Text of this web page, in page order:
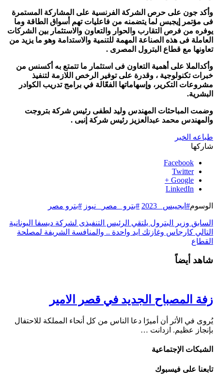
وأكد جون على حرص الشركة الفرنسية على المشاركة المستمرة
فى مؤتمر إيجبس لما يتضمنه من فاعليات تهم أسواق الطاقة وما
يوفره من فرص التقارب والحوار والتعاون والاستثمار بين الشركات
العاملة فى هذه الصناعة المهمة للتنمية والاستدامة وهو ما يزيد من
تعاونها مع قطاع البترول المصرى .
وأكدالملا على أهمية التعاون فى استثمار ما تتمتع به أكسنس من
خبرات تكنولوجية ، وقدرة على توفير الرخص اللازمة لتنفيذ
مشروعات التكرير، وإسهاماتها الفعّالة في برامج تدريب الكوادر
البشرية.
وضمت المباحثات المهندس وليد لطفى رئيس شركة بتروجت
والمهندس محمد عبدالعزيز رئيس شركة إنبى .
طباعه الخبر
شاركها
Facebook
Twitter
Google +
LinkedIn
الوسوم#ايجيبس_ 2023 #بترو _مصر_ نيوز #بترو مصر
السابق وزير البترول يلتقي الرئيس التنفيذى لشركة ديسفا اليونانية
التالي كارجاس وغازتك ايد واحدة .. والمنافسة الشريفة لمصلحة
القطاع
شاهد أيضاً
زفة المصباح الجديد في قصر الامير
يُروى في الأثر أن أميرًا دعا الناس من كل أنحاء المملكة للاحتفال
بإنجاز عظيم. ازدانت …
الشبكات الإجتماعية
تابعنا على فيسبوك